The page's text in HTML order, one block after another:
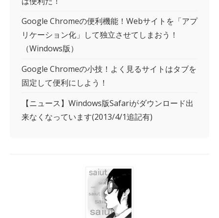
Google Chromeの便利機能！Webサイトを「アプ
リケーション化」して独立させてしまおう！
（Windows版）
Google Chromeの小技！よく見るサイトはタブを
固定して便利にしよう！
【ニュース】Windows版Safariがダウンロード出
来なくなっています(2013/4/1追記有)